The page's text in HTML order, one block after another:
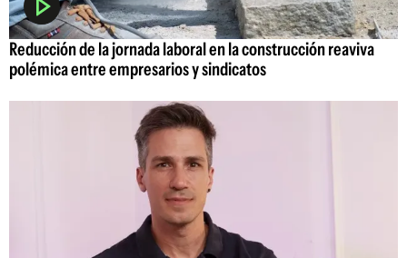
Reducción de la jornada laboral en la construcción reaviva
polémica entre empresarios y sindicatos